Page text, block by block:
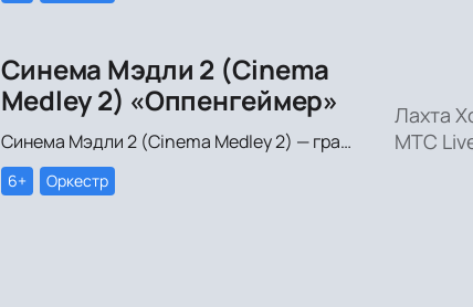
Синема Мэдли 2 (Cinema
Medley 2) «Оппенгеймер»
Синема Мэдли 2 (Cinema Medley 2) — грандиозное симфоническое шоу саундтреков в исполнении большого симфонического оркестра, органа и хора!
6+ Оркестр
Лахта
МТС